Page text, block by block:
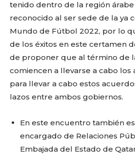
Facebook
Twitter
EmailCopy
Link
Don't
out!
Sing up for
to stay in the
tenido dentro de la región
reconocido al ser sede de la ya
Mundo de Fútbol 2022, por lo
de los éxitos en este certamen
de proponer que al término de
comiencen a llevarse a cabo los
para llevar a cabo estos
lazos entre ambos gobiernos.
En este encuentro también
encargado de Relaciones
Embajada del Estado de